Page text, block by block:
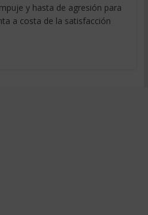
y hasta de agresión para
a costa de la satisfacción